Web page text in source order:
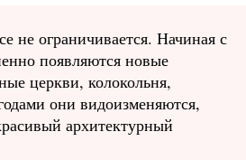
не ограничивается. Начиная с
появляются новые
церкви, колокольня,
они видоизменяются,
архитектурный